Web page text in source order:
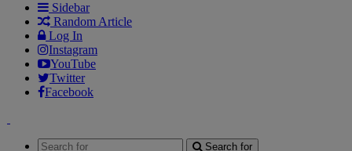
Sidebar
Random Article
Log In
Instagram
YouTube
Twitter
Facebook
Search for